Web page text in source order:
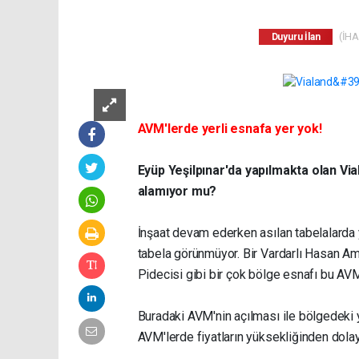
Duyuru İlan
AVM'lerde yerli esnafa yer yok!
Eyüp Yeşilpınar'da yapılmakta olan
alamıyor mu?
İnşaat devam ederken asılan
tabela görünmüyor. Bir Vardarlı Hasan
Pidecisi gibi bir çok bölge esnafı bu
Buradaki AVM'nin açılması ile
AVM'lerde fiyatların yüksekliğinden